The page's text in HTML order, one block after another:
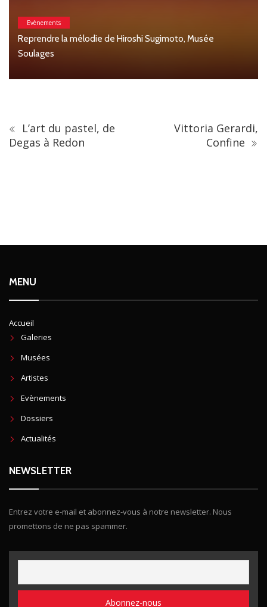
Arts & Mode
L’art du pastel, de
Degas à Redon
Vittoria Gerardi,
Confine
MENU
Accueil
Galeries
Musées
Artistes
Evènements
Dossiers
Actualités
NEWSLETTER
Entrez votre e-mail et abonnez-vous à notre newsletter. Nous
promettons de ne pas spammer.